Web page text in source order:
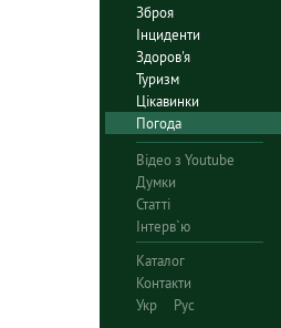
Зброя
Інциденти
Здоров'я
Туризм
Цікавинки
Погода
Відео з Youtube
Думки
Статті
Інтерв`ю
Каталог
Контакти
Укр
Рус